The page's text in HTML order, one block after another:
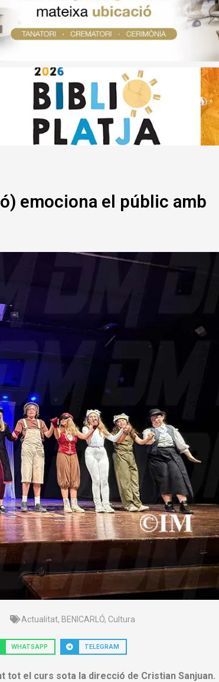
emociona el públic amb
Actualitat, BENICARLÓ, Cultura
WHATSAPP TELEGRAM
tot el curs sota la direcció de Cristian Sanjuan.